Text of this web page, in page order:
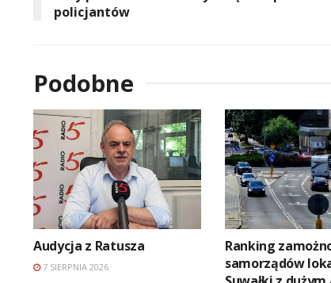
policjantów
Podobne
Audycja z Ratusza
7 SIERPNIA 2026
Ranking
samorządów